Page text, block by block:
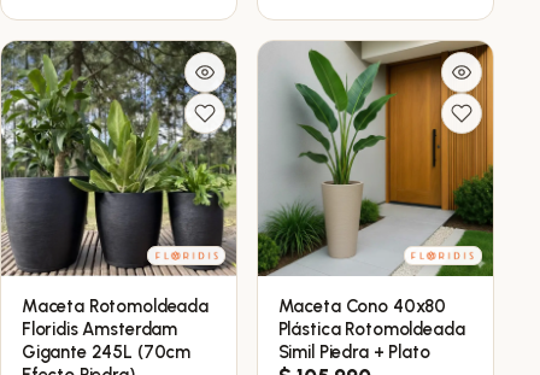
elegir
en
la
página
de
producto
elegir
en
página
producto
Maceta Rotomoldeada
Floridis Amsterdam
Gigante 245L (70cm
Este
producto
tiene
Maceta Cono 40x80
Plástica Rotomoldeada
Simil Piedra + Plato
Este
producto
tiene